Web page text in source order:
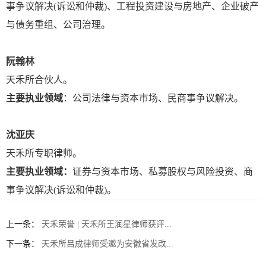
事争议解决(诉讼和仲裁)、工程投资建设与房地产、企业破产
与债务重组、公司治理。
阮翰林
天禾所合伙人。
主要执业领域：公司法律与资本市场、民商事争议解决。
沈亚庆
天禾所专职律师。
主要执业领域： 证券与资本市场、私募股权与风险投资、商
事争议解决(诉讼和仲裁)。
上一条： 天禾荣誉 | 天禾所王润星律师获评...
下一条： 天禾所吕成律师受邀为安徽省发改...